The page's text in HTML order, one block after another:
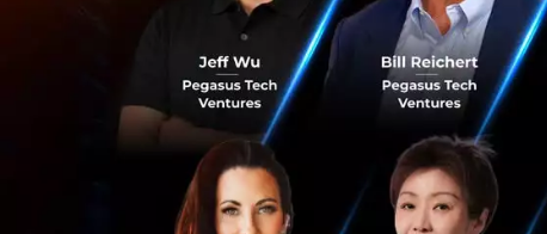
จริงจัง และแพร่หลา
ในทางกลับกัน คน
Zoom หรือวีดีโอค
ทำงานมากขึ้น เพ
สำคัญมาก จากกา
ในสังคมของอเมริก